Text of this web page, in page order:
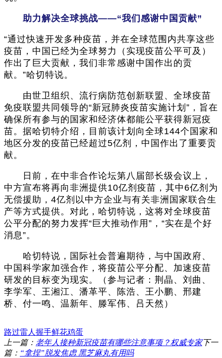
助力解决全球挑战——“我们感谢中国贡献”
“通过快速开发多种疫苗，并在全球范围内共享这些
疫苗，中国已经为全球努力（实现疫苗公平可及）
作出了巨大贡献，我们非常感谢中国作出的贡
献。”哈切特说。
由世卫组织、流行病防范创新联盟、全球疫苗
免疫联盟共同领导的“新冠肺炎疫苗实施计划”，旨在
确保所有参与的国家和经济体都能公平获得新冠疫
苗。据哈切特介绍，目前该计划向全球144个国家和
地区分发的疫苗已经超过5亿剂，中国作出了重要贡
献。
日前，在中非合作论坛第八届部长级会议上，
中方宣布将再向非洲提供10亿剂疫苗，其中6亿剂为
无偿援助，4亿剂以中方企业与有关非洲国家联合生
产等方式提供。对此，哈切特说，这将对全球疫苗
公平分配的努力发挥“巨大推动作用”，“实在是个好
消息”。
哈切特说，国际社会普遍期待，与中国政府、
中国科学家加强合作，将疫苗公平分配、加速疫苗
研发的目标变为现实。（参与记者：荆晶、刘曲、
李学军、王湘江、潘革平、陈浩、王小鹏、邢建
桥、付一鸣、温新年、滕军伟、吕天然）
路过雷人 握手鲜花鸡蛋
上一篇： 老年人接种新冠疫苗有哪些注意事项？权威专家下一
篇： “拿捏”脱发焦虑 黑芝麻丸有用吗